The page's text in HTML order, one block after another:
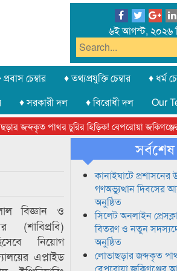
৬ই আগস্ট, ২০২৬
চেম্বার ♦ তথ্যপ্রযুক্তি চেম্বার
♦ ধর্ম
♦ সরকারী দল ♦ বিরোধী দল
Our
জব্দকৃত পাথর চুরির হিড়িক! বেপরোয়া জকিগঞ্জের
বিজ্ঞান ও
(শাবিপ্রবি)
নিয়োগ
এপ্লাইড
সর্বশেষ
কানাইঘাটে প্রশাসনের
গণঅভ্যুত্থান দিবসের
অনুষ্ঠিত
সিলেট অনলাইন
বিতরণ ও নতুন
অনুষ্ঠিত
লোভাছড়ার জব্দকৃত